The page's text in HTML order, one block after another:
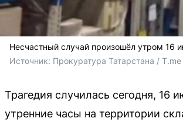
Несчастный случай произошёл утром 16
Источник: Прокуратура Татарстана / T.me
Трагедия случилась сегодня, 16
утренние часы на территории